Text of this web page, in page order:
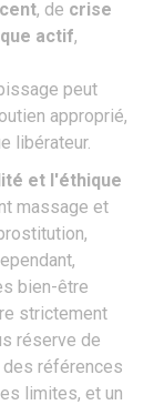
, de crise
actif,
peut
approprié,
libérateur.
et l'éthique
massage et
bien-être
strictement
réserve de
références
limites, et un